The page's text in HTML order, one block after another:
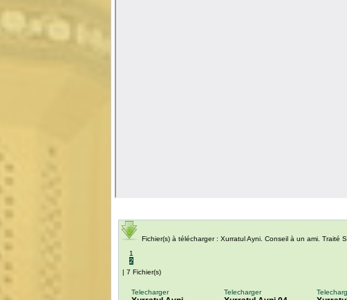
Fichier(s) à télécharger : Xurratul Ayni. Conseil à un ami. Traité
1
2
| 7 Fichier(s)
Telecharger Telecharger